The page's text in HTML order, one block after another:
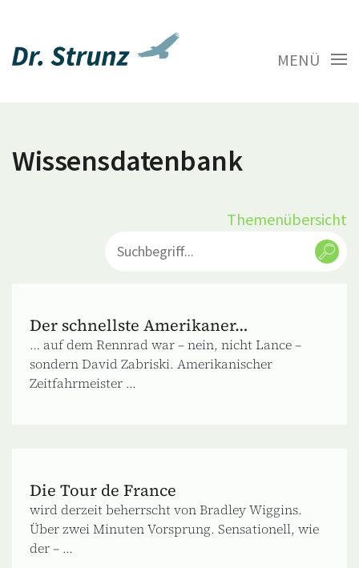
MENÜ
Wissensdatenbank
Themenübersicht
Der schnellste Amerikaner…
… auf dem Rennrad war – nein, nicht Lance –
sondern David Zabriski. Amerikanischer
Zeitfahrmeister ...
Die Tour de France
wird derzeit beherrscht von Bradley Wiggins.
Über zwei Minuten Vorsprung. Sensationell, wie
der – ...